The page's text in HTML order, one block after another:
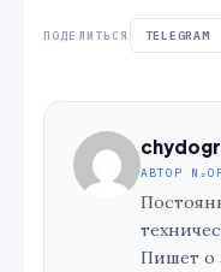
ПОДЕЛИТЬСЯ TELEGRAM
АВТОР
Пишет о